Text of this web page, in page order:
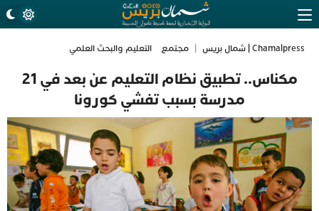
Chamalpress | شمال بريس مجتمع التعليم والبحث العلمي
مكناس.. تطبيق نظام التعليم عن بعد في 21
مدرسة بسبب تفشي كورونا